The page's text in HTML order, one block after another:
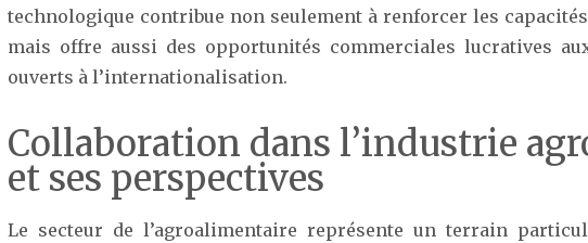
technologique contribue non seulement à renforcer les
mais offre aussi des opportunités commerciales lucratives
ouverts à l’internationalisation.
Collaboration dans l’industrie
et ses perspectives
Le secteur de l’agroalimentaire représente un terrain